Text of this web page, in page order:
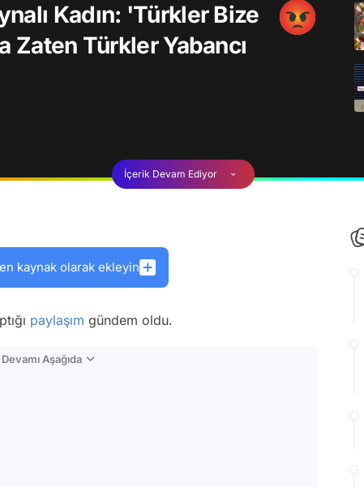
Kadın: 'Türkler Bize
Zaten Türkler Yabancı
İçerik Devam Ediyor
kaynak olarak ekleyin
paylaşım gündem oldu.
Aşağıda